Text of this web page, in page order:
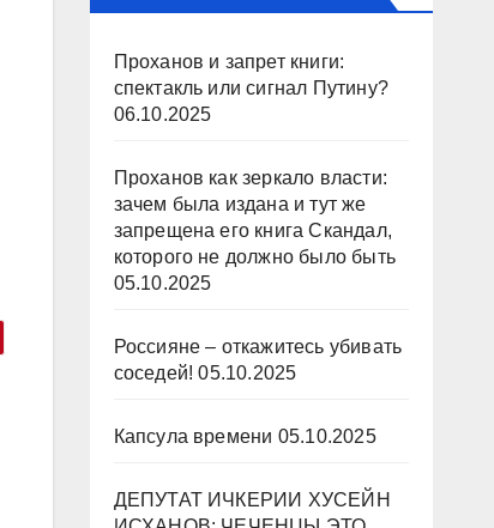
Проханов и запрет книги:
спектакль или сигнал Путину?
06.10.2025
Проханов как зеркало власти:
зачем была издана и тут же
запрещена его книга Скандал,
которого не должно было быть
05.10.2025
Россияне – откажитесь убивать
соседей! 05.10.2025
Капсула времени 05.10.2025
ДЕПУТАТ ИЧКЕРИИ ХУСЕЙН